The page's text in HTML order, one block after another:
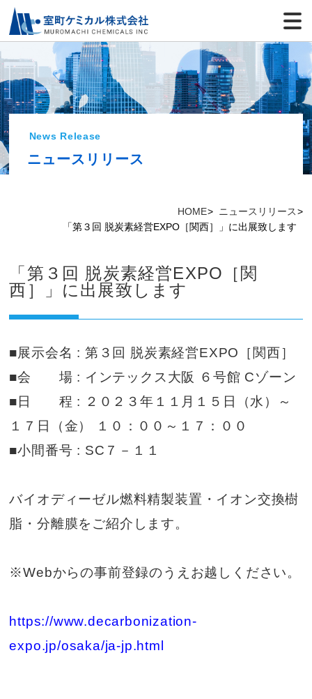
HOME
ニュースリリース
「第３回 脱炭素経営EXPO［関西］」に出展致します
News Release
ニュースリリース
「第３回 脱炭素経営EXPO［関
西］」に出展致します
■展示会名 : 第３回 脱炭素経営EXPO［関西］
■会 場 : インテックス大阪 ６号館 Cゾーン
■日 程 : ２０２３年１１月１５日（水）～
１７日（金） １０：００～１７：００
■小間番号 : SC７－１１
バイオディーゼル燃料精製装置・イオン交換樹
脂・分離膜をご紹介します。
※Webからの事前登録のうえお越しください。
https://www.decarbonization-
expo.jp/osaka/ja-jp.html